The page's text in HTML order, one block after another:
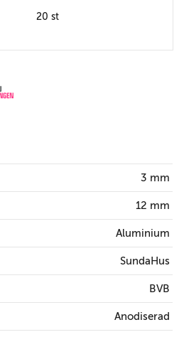
20 st
3 mm
12 mm
Aluminium
SundaHus
BVB
Anodiserad